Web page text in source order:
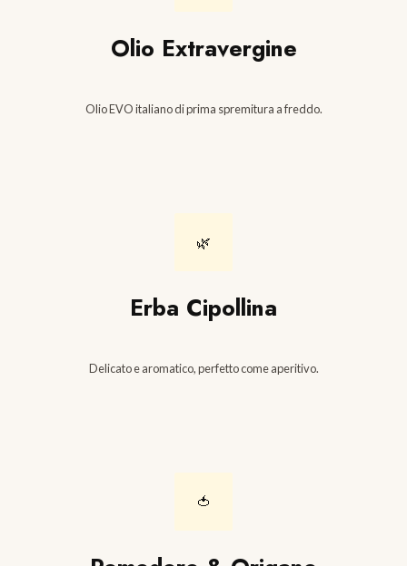
Olio Extravergine
Olio EVO italiano di prima spremitura a freddo.
🌿
Erba Cipollina
Delicato e aromatico, perfetto come aperitivo.
🍅